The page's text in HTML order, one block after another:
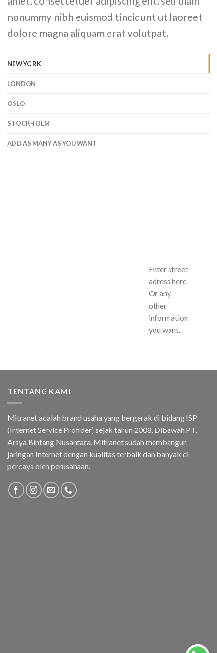
nonummy nibh euismod tincidunt ut laoreet
dolore magna aliquam erat volutpat.
NEW YORK
LONDON
OSLO
STOCKHOLM
ADD AS MANY AS YOU WANT
Enter street
adress here.
Or any
other
information
you want.
TENTANG KAMI
Mitranet adalah brand usaha yang bergerak di bidang ISP
(Internet Service Profider) sejak tahun 2008. Dibawah PT.
Arsya Bintang Nusantara, Mitranet sudah membangun
jaringan Internet dengan kualitas terbaik dan banyak di
percaya oleh perusahaan.